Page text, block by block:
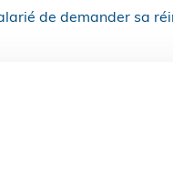
de demander sa